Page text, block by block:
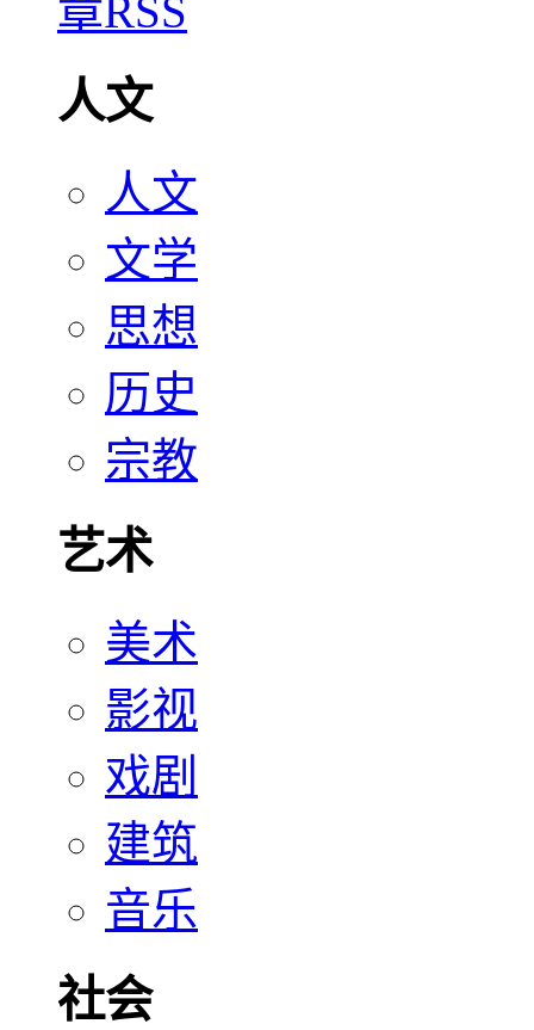
人文
人文
文学
思想
历史
宗教
艺术
美术
影视
戏剧
建筑
音乐
社会